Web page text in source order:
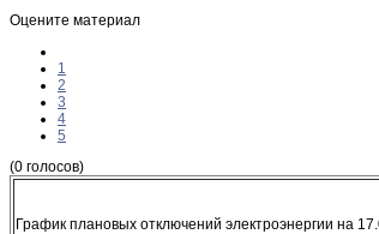
Оцените материал
1
2
3
4
5
(0 голосов)
График плановых отключений электроэнергии на